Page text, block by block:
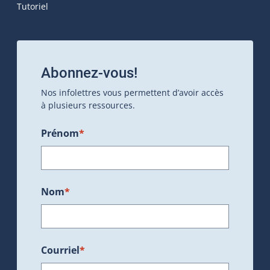
Tutoriel
Abonnez-vous!
Nos infolettres vous permettent d’avoir accès
à plusieurs ressources.
Prénom*
Nom*
Courriel*